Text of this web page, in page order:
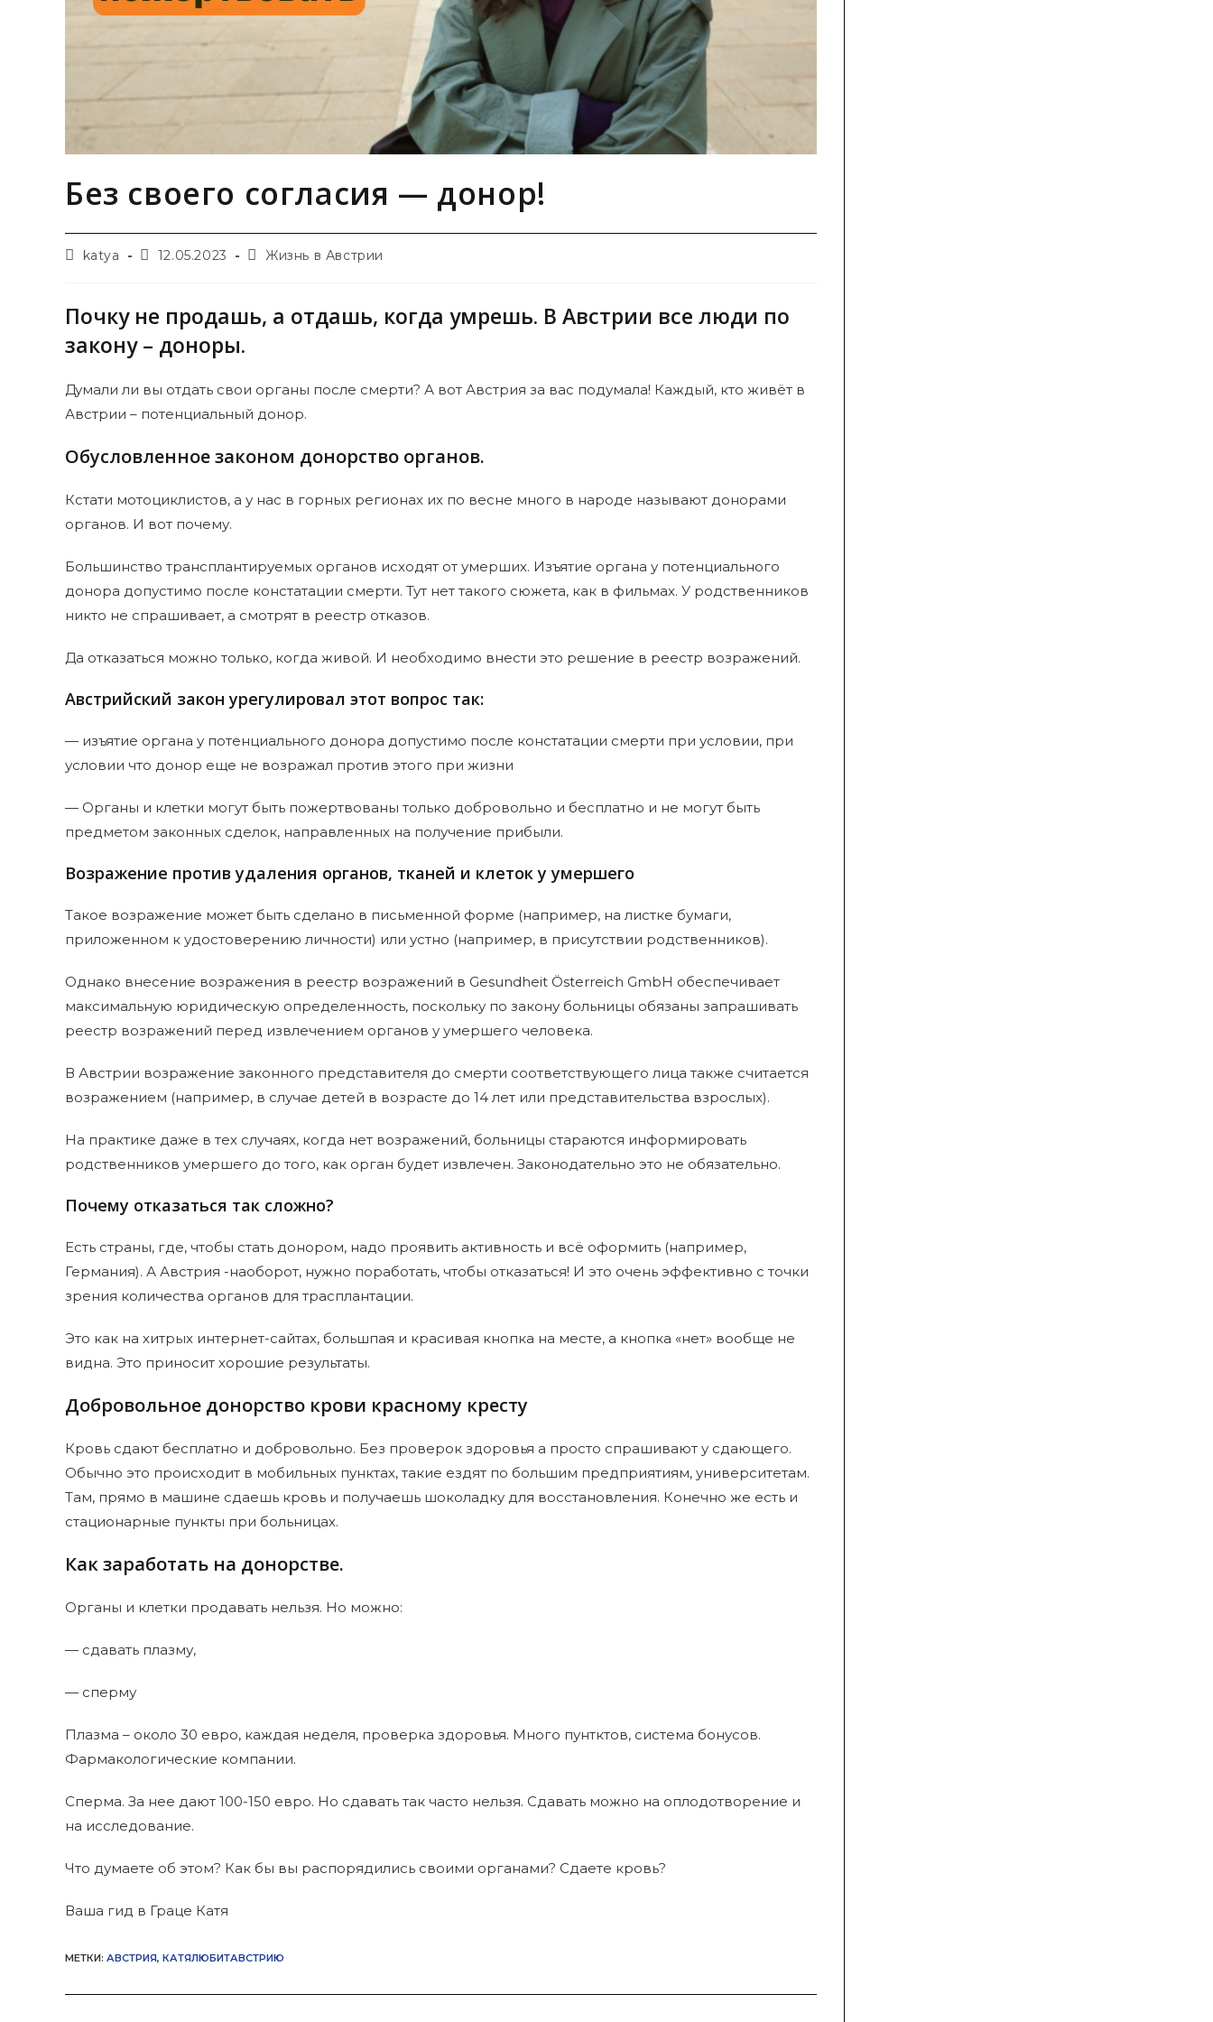
Без своего согласия — донор!
Автор
katya
Запись
12.05.2023
Рубрика
Жизнь в Австрии
Почку не продашь, а отдашь, когда умрешь. В Австрии все люди по
закону – доноры.
Думали ли вы отдать свои органы после смерти? А вот Австрия за вас подумала! Каждый, кто живёт в
Австрии – потенциальный донор.
Обусловленное законом донорство органов.
Кстати мотоциклистов, а у нас в горных регионах их по весне много в народе называют донорами
органов. И вот почему.
Большинство трансплантируемых органов исходят от умерших. Изъятие органа у потенциального
донора допустимо после констатации смерти. Тут нет такого сюжета, как в фильмах. У родственников
никто не спрашивает, а смотрят в реестр отказов.
Да отказаться можно только, когда живой. И необходимо внести это решение в реестр возражений.
Австрийский закон урегулировал этот вопрос так:
— изъятие органа у потенциального донора допустимо после констатации смерти при условии, при
условии что донор еще не возражал против этого при жизни
— Органы и клетки могут быть пожертвованы только добровольно и бесплатно и не могут быть
предметом законных сделок, направленных на получение прибыли.
Возражение против удаления органов, тканей и клеток у умершего
Такое возражение может быть сделано в письменной форме (например, на листке бумаги,
приложенном к удостоверению личности) или устно (например, в присутствии родственников).
Однако внесение возражения в реестр возражений в Gesundheit Österreich GmbH обеспечивает
максимальную юридическую определенность, поскольку по закону больницы обязаны запрашивать
реестр возражений перед извлечением органов у умершего человека.
В Австрии возражение законного представителя до смерти соответствующего лица также считается
возражением (например, в случае детей в возрасте до 14 лет или представительства взрослых).
На практике даже в тех случаях, когда нет возражений, больницы стараются информировать
родственников умершего до того, как орган будет извлечен. Законодательно это не обязательно.
Почему отказаться так сложно?
Есть страны, где, чтобы стать донором, надо проявить активность и всё оформить (например,
Германия). А Австрия -наоборот, нужно поработать, чтобы отказаться! И это очень эффективно с точки
зрения количества органов для трасплантации.
Это как на хитрых интернет-сайтах, большпая и красивая кнопка на месте, а кнопка «нет» вообще не
видна. Это приносит хорошие результаты.
Добровольное донорство крови красному кресту
Кровь сдают бесплатно и добровольно. Без проверок здоровья а просто спрашивают у сдающего.
Обычно это происходит в мобильных пунктах, такие ездят по большим предприятиям, университетам.
Там, прямо в машине сдаешь кровь и получаешь шоколадку для восстановления. Конечно же есть и
стационарные пункты при больницах.
Как заработать на донорстве.
Органы и клетки продавать нельзя. Но можно:
— сдавать плазму,
— сперму
Плазма – около 30 евро, каждая неделя, проверка здоровья. Много пунтктов, система бонусов.
Фармакологические компании.
Сперма. За нее дают 100-150 евро. Но сдавать так часто нельзя. Сдавать можно на оплодотворение и
на исследование.
Что думаете об этом? Как бы вы распорядились своими органами? Сдаете кровь?
Ваша гид в Граце Катя
МЕТКИ: АВСТРИЯ, КАТЯЛЮБИТАВСТРИЮ